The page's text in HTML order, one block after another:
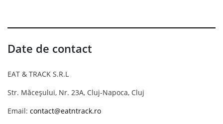
Date de contact
EAT & TRACK S.R.L
Str. Măceșului, Nr. 23A, Cluj-Napoca, Cluj
Email: contact@eatntrack.ro